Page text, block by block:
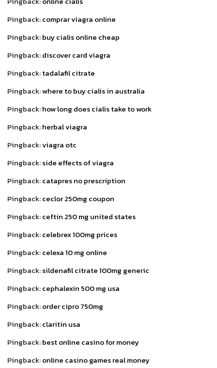
Pingback:comprar viagra online
Pingback:buy cialis online cheap
Pingback:discover card viagra
Pingback:tadalafil citrate
Pingback:where to buy cialis in australia
Pingback:how long does cialis take to work
Pingback:herbal viagra
Pingback:viagra otc
Pingback:side effects of viagra
Pingback:catapres no prescription
Pingback:ceclor 250mg coupon
Pingback:ceftin 250 mg united states
Pingback:celebrex 100mg prices
Pingback:celexa 10 mg online
Pingback:sildenafil citrate 100mg generic
Pingback:cephalexin 500 mg usa
Pingback:order cipro 750mg
Pingback:claritin usa
Pingback:best online casino for money
Pingback:online casino games real money